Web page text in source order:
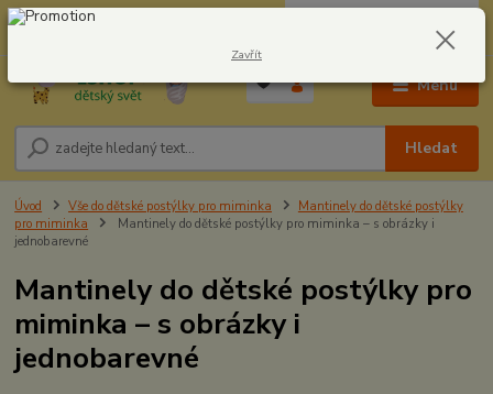
Menu
Hledat
604278943 0,00 Kč
Úvod Vše do dětské postýlky pro miminka
Mantinely do dětské postýlky
pro miminka
Mantinely do dětské postýlky pro miminka – s obrázky i
jednobarevné
Mantinely do dětské postýlky pro
miminka – s obrázky i
jednobarevné
Zavřít